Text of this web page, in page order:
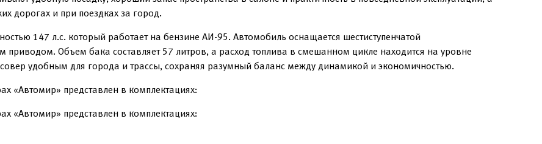
дорогах и при поездках за город.
147 л.с. который работает на бензине АИ-95. Автомобиль оснащается шестиступенчатой
приводом. Объем бака составляет 57 литров, а расход топлива в смешанном цикле находится на уровне
удобным для города и трассы, сохраняя разумный баланс между динамикой и экономичностью.
«Автомир» представлен в комплектациях:
«Автомир» представлен в комплектациях: